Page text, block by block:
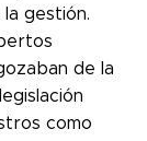
gestión.
de la
como